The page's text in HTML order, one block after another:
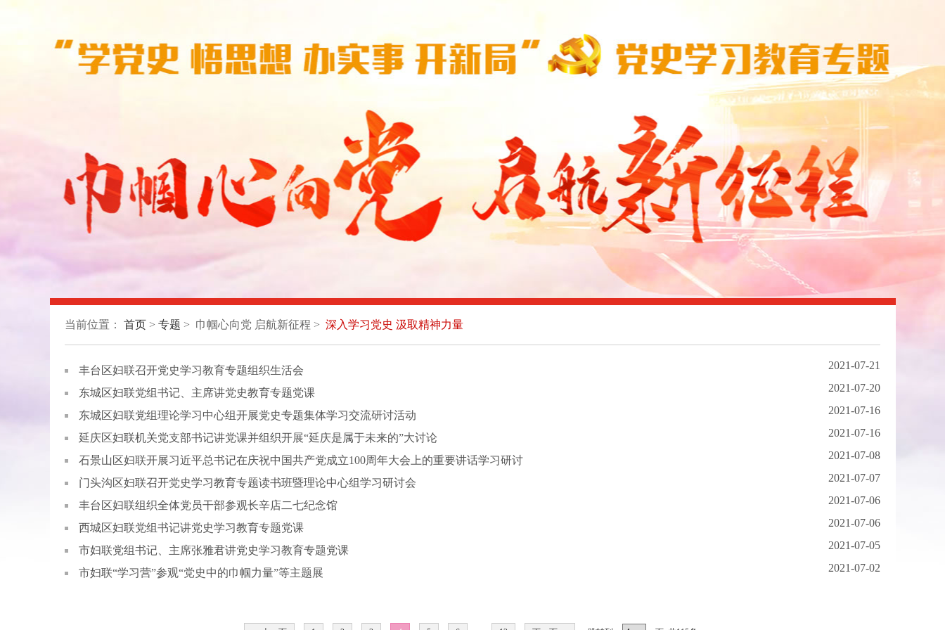
当前位置： 首页 > 专题 > 巾帼心向党 启航新征程 > 深入学习党史 汲取精神力量
丰台区妇联召开党史学习教育专题组织生活会 2021-07-21
东城区妇联党组书记、主席讲党史教育专题党课 2021-07-20
东城区妇联党组理论学习中心组开展党史专题集体学习交流研讨活动 2021-07-16
延庆区妇联机关党支部书记讲党课并组织开展“延庆是属于未来的”大讨论 2021-07-16
石景山区妇联开展习近平总书记在庆祝中国共产党成立100周年大会上的重要讲话学习研讨 2021-07-08
门头沟区妇联召开党史学习教育专题读书班暨理论中心组学习研讨会 2021-07-07
丰台区妇联组织全体党员干部参观长辛店二七纪念馆 2021-07-06
西城区妇联党组书记讲党史学习教育专题党课 2021-07-06
市妇联党组书记、主席张雅君讲党史学习教育专题党课 2021-07-05
市妇联“学习营”参观“党史中的巾帼力量”等主题展 2021-07-02